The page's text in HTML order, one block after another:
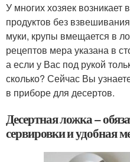
У многих хозяек возникает
продуктов без
муки, крупы вмещается в
рецептов мера указана в
а если у Вас под рукой
сколько? Сейчас Вы
в приборе для десертов.
Десертная ложка –
сервировки и удобная